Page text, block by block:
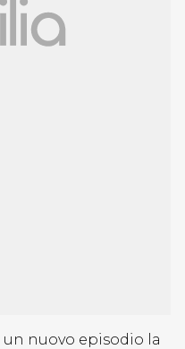
nuovo episodio la